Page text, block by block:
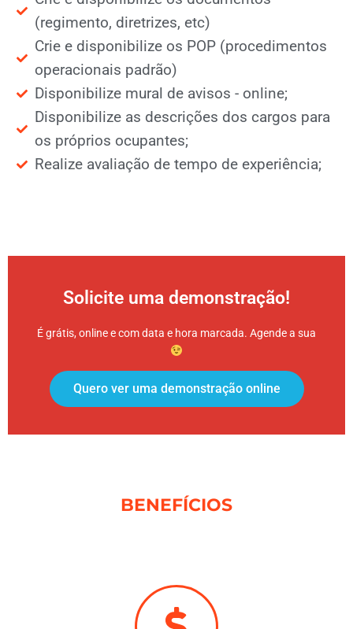
(regimento, diretrizes, etc)
Crie e disponibilize os POP (procedimentos
operacionais padrão)
Disponibilize mural de avisos - online;
Disponibilize as descrições dos cargos para
os próprios ocupantes;
Realize avaliação de tempo de experiência;
Solicite uma demonstração!
É grátis, online e com data e hora marcada. Agende a sua
Quero ver uma demonstração online
BENEFÍCIOS